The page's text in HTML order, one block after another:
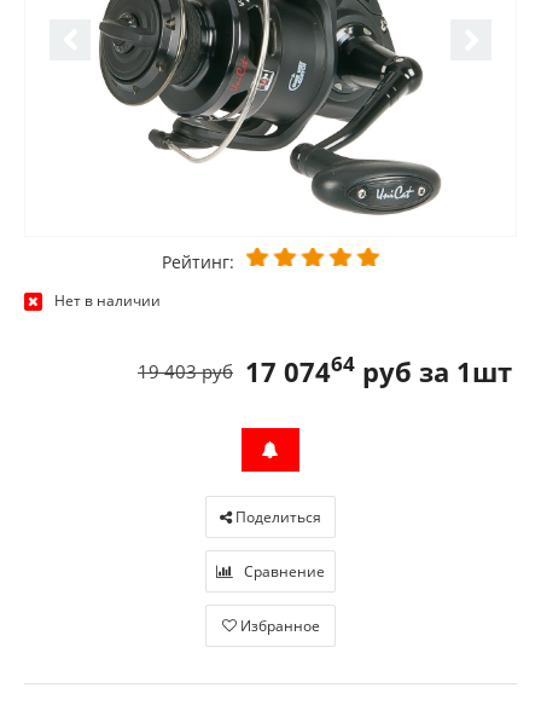
Рейтинг:
Нет в наличии
17 07464 руб за 1шт
19 403 руб
Поделиться
Сравнение
Избранное